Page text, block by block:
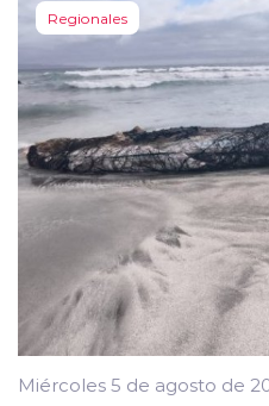
Regionales
Miércoles 5 de agosto de